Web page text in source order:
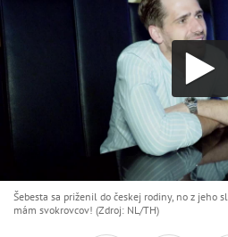
Šebesta sa priženil do českej rodiny, no z jeho
mám svokrovcov! (Zdroj: NL/TH)